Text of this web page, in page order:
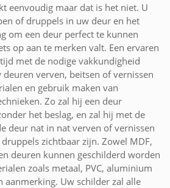
eenvoudig maar dat is het niet. U
of druppels in uw deur en het
om een deur perfect te kunnen
op aan te merken valt. Een ervaren
met de nodige vakkundigheid
verven, beitsen of vernissen
en gebruik maken van
Zo zal hij een deur
het beslag, en zal hij met de
deur nat in nat verven of vernissen
zichtbaar zijn. Zowel MDF,
deuren kunnen geschilderd worden
zoals metaal, PVC, aluminium
aanmerking. Uw schilder zal alle